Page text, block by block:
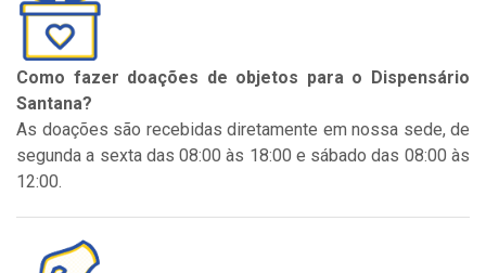
Como fazer doações de objetos para o Dispensário
Santana?
As doações são recebidas diretamente em nossa sede, de
segunda a sexta das 08:00 às 18:00 e sábado das 08:00 às
12:00.